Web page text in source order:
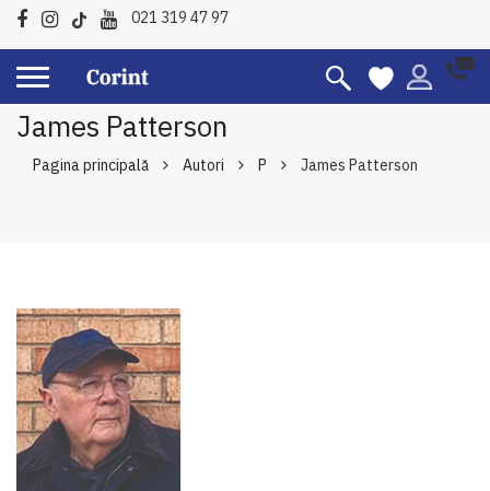
021 319 47 97
James Patterson
Pagina principală Autori P James Patterson